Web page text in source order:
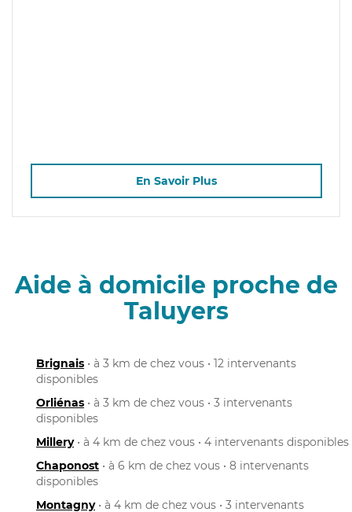
En Savoir Plus
Aide à domicile proche de
Taluyers
Brignais • à 3 km de chez vous • 12 intervenants
disponibles
Orliénas • à 3 km de chez vous • 3 intervenants
disponibles
Millery• à 4 km de chez vous • 4 intervenants disponibles
Chaponost • à 6 km de chez vous • 8 intervenants
disponibles
Montagny• à 4 km de chez vous • 3 intervenants